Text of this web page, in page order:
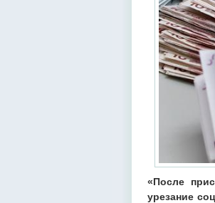
«После
урезание